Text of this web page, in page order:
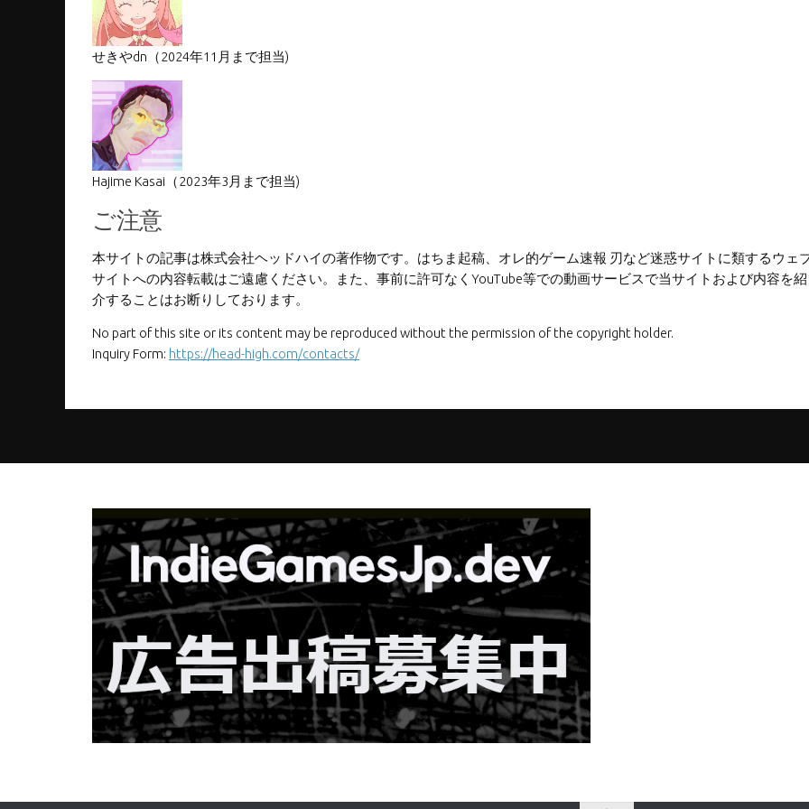
せきやdn （2024年11月まで担当)
Hajime Kasai（2023年3月まで担当)
ご注意
本サイトの記事は株式会社ヘッドハイの著作物です。はちま起稿、オレ的ゲーム速報 刃など迷惑サイトに類するウェ
サイトへの内容転載はご遠慮ください。また、事前に許可なくYouTube等での動画サービスで当サイトおよび内容を紹
介することはお断りしております。
No part of this site or its content may be reproduced without the permission of the copyright holder.
Inquiry Form: https://head-high.com/contacts/